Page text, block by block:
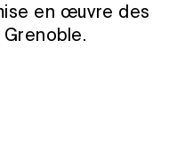
en œuvre des